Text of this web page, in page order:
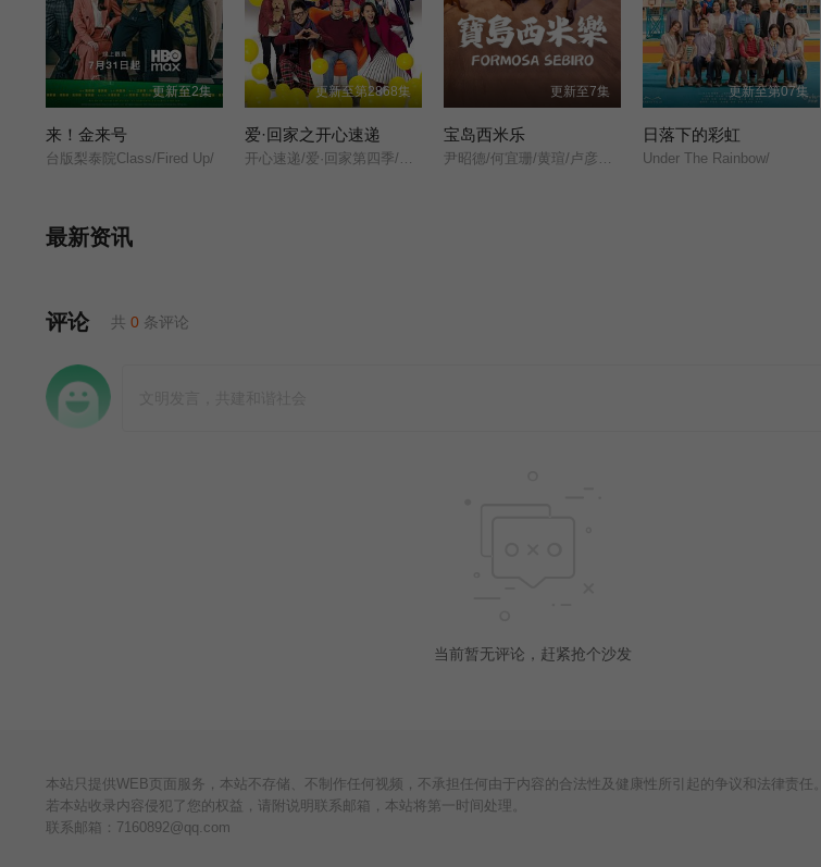
更新至2集
来！金来号
台版梨泰院Class/Fired Up/
更新至第2868集
爱·回家之开心速递
更新至7集
宝岛西米乐
更新至第07集
日落下的彩虹
Under The Rainbow/
最新资讯
评论 共 0 条评论
当前暂无评论，赶紧抢个沙发
本站只提供WEB页面服务，本站不存储、不制作任何视频，不承担任何由于内容的合法性及健康性所引起的争议和法律责任。
若本站收录内容侵犯了您的权益，请附说明联系邮箱，本站将第一时间处理。
联系邮箱： 7160892@qq.com